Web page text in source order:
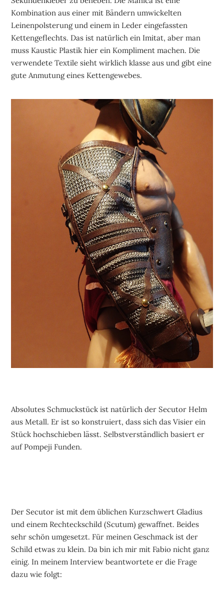
Kombination aus einer mit Bändern umwickelten
Leinenpolsterung und einem in Leder eingefassten
Kettengeflechts. Das ist natürlich ein Imitat, aber man
muss Kaustic Plastik hier ein Kompliment machen. Die
verwendete Textile sieht wirklich klasse aus und gibt eine
gute Anmutung eines Kettengewebes.
Absolutes Schmuckstück ist natürlich der Secutor Helm
aus Metall. Er ist so konstruiert, dass sich das Visier ein
Stück hochschieben lässt. Selbstverständlich basiert er
auf Pompeji Funden.
Der Secutor ist mit dem üblichen Kurzschwert Gladius
und einem Rechteckschild (Scutum) gewaffnet. Beides
sehr schön umgesetzt. Für meinen Geschmack ist der
Schild etwas zu klein. Da bin ich mir mit Fabio nicht ganz
einig. In meinem Interview beantwortete er die Frage
dazu wie folgt: